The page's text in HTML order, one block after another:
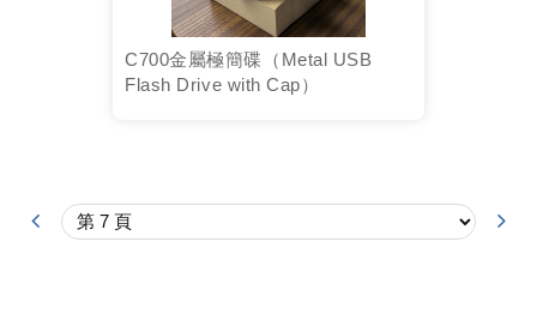
C700金屬極簡碟（Metal USB
Flash Drive with Cap）